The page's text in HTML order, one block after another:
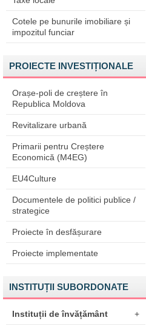
Cotele pe bunurile imobiliare și
impozitul funciar
PROIECTE INVESTIȚIONALE
Orașe-poli de creștere în
Republica Moldova
Revitalizare urbană
Primarii pentru Creștere
Economică (M4EG)
EU4Culture
Documentele de politici publice /
strategice
Proiecte în desfășurare
Proiecte implementate
INSTITUȚII SUBORDONATE
Instituții de învățământ +